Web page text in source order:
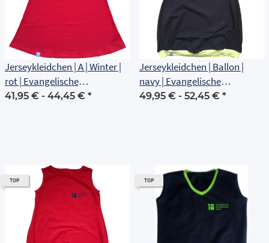
Jerseykleidchen | A | Winter |
rot | Evangelische
Grundschule Erfurt
41,95 € - 44,45 € *
Jerseykleidchen | Ballon |
navy | Evangelische
Grundschule Erfurt
49,95 € - 52,45 € *
TOP TOP